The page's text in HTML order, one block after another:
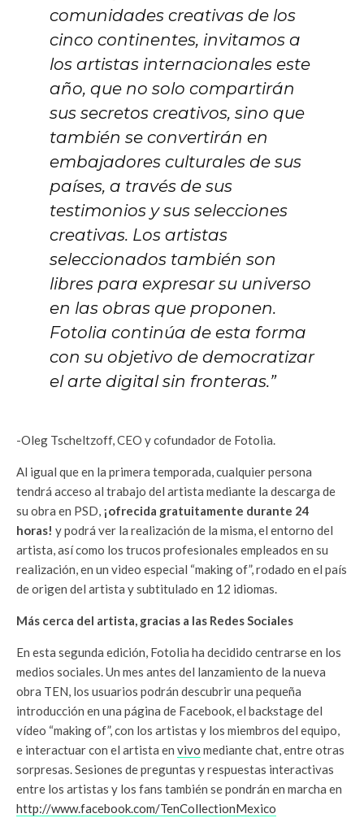
comunidades creativas de los
cinco continentes, invitamos a
los artistas internacionales este
año, que no solo compartirán
sus secretos creativos, sino que
también se convertirán en
embajadores culturales de sus
países, a través de sus
testimonios y sus selecciones
creativas. Los artistas
seleccionados también son
libres para expresar su universo
en las obras que proponen.
Fotolia continúa de esta forma
con su objetivo de democratizar
el arte digital sin fronteras.”
-Oleg Tscheltzoff, CEO y cofundador de Fotolia.
Al igual que en la primera temporada, cualquier persona
tendrá acceso al trabajo del artista mediante la descarga de
su obra en PSD, ¡ofrecida gratuitamente durante 24
horas! y podrá ver la realización de la misma, el entorno del
artista, así como los trucos profesionales empleados en su
realización, en un video especial “making of”, rodado en el país
de origen del artista y subtitulado en 12 idiomas.
Más cerca del artista, gracias a las Redes Sociales
En esta segunda edición, Fotolia ha decidido centrarse en los
medios sociales. Un mes antes del lanzamiento de la nueva
obra TEN, los usuarios podrán descubrir una pequeña
introducción en una página de Facebook, el backstage del
vídeo “making of”, con los artistas y los miembros del equipo,
e interactuar con el artista en vivo mediante chat, entre otras
sorpresas. Sesiones de preguntas y respuestas interactivas
entre los artistas y los fans también se pondrán en marcha en
http://www.facebook.com/TenCollectionMexico